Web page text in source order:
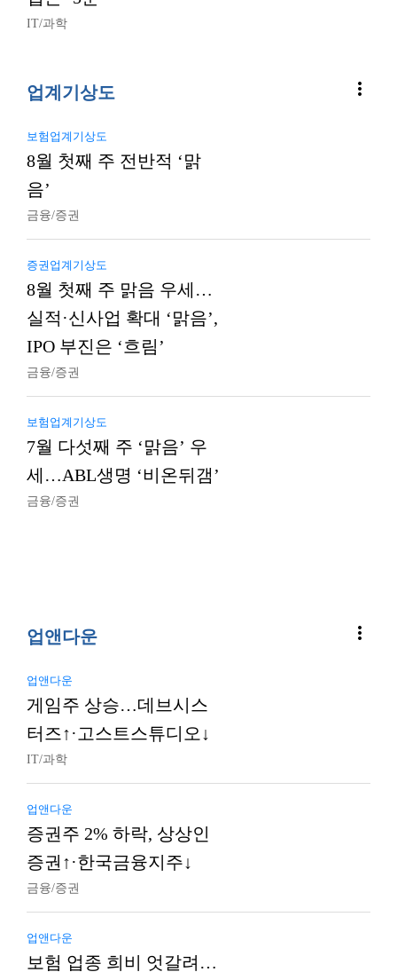
IT/과학
업계기상도 more_vert
보험업계기상도
8월 첫째 주 전반적 ‘맑
음’
금융/증권
증권업계기상도
8월 첫째 주 맑음 우세…
실적·신사업 확대 ‘맑음’,
IPO 부진은 ‘흐림’
금융/증권
보험업계기상도
7월 다섯째 주 ‘맑음’ 우
세…ABL생명 ‘비온뒤갬’
금융/증권
업앤다운 more_vert
업앤다운
게임주 상승…데브시스
터즈↑·고스트스튜디오↓
IT/과학
업앤다운
증권주 2% 하락, 상상인
증권↑·한국금융지주↓
금융/증권
업앤다운
보험 업종 희비 엇갈려…